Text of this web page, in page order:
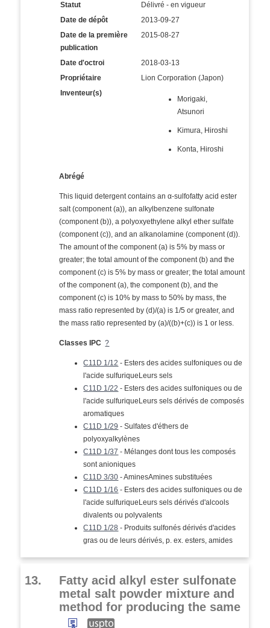
Statut
Délivré - en vigueur
Date de dépôt
2013-09-27
Date de la première
publication
2015-08-27
Date d'octroi
2018-03-13
Propriétaire
Lion Corporation (Japon)
Inventeur(s)
Morigaki,
Atsunori
Kimura, Hiroshi
Konta, Hiroshi
Abrégé
This liquid detergent contains an α-sulfofatty acid ester
salt (component (a)), an alkylbenzene sulfonate
(component (b)), a polyoxyethylene alkyl ether sulfate
(component (c)), and an alkanolamine (component (d)).
The amount of the component (a) is 5% by mass or
greater; the total amount of the component (b) and the
component (c) is 5% by mass or greater; the total amount
of the component (a), the component (b), and the
component (c) is 10% by mass to 50% by mass, the
mass ratio represented by (d)/(a) is 1/5 or greater, and
the mass ratio represented by (a)/((b)+(c)) is 1 or less.
Classes IPC ?
C11D 1/12 - Esters des acides sulfoniques ou de
l'acide sulfuriqueLeurs sels
C11D 1/22 - Esters des acides sulfoniques ou de
l'acide sulfuriqueLeurs sels dérivés de composés
aromatiques
C11D 1/29 - Sulfates d'éthers de
polyoxyalkylènes
C11D 1/37 - Mélanges dont tous les composés
sont anioniques
C11D 3/30 - AminesAmines substituées
C11D 1/16 - Esters des acides sulfoniques ou de
l'acide sulfuriqueLeurs sels dérivés d'alcools
divalents ou polyvalents
C11D 1/28 - Produits sulfonés dérivés d'acides
gras ou de leurs dérivés, p. ex. esters, amides
13.
Fatty acid alkyl ester sulfonate
metal salt powder mixture and
method for producing the same